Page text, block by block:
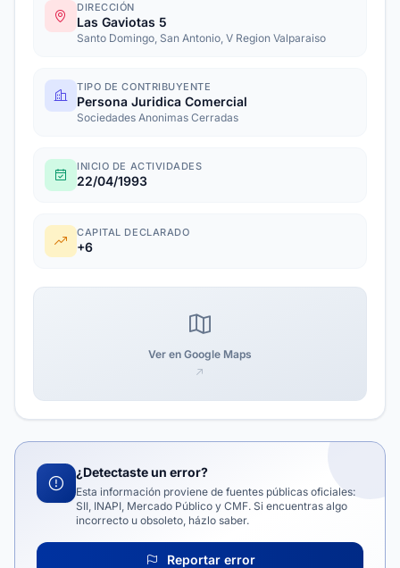
DIRECCIÓN
Las Gaviotas 5
Santo Domingo, San Antonio, V Region Valparaiso
TIPO DE CONTRIBUYENTE
Persona Juridica Comercial
Sociedades Anonimas Cerradas
INICIO DE ACTIVIDADES
22/04/1993
CAPITAL DECLARADO
+6
Ver en Google Maps
¿Detectaste un error?
Esta información proviene de fuentes públicas oficiales:
SII, INAPI, Mercado Público y CMF. Si encuentras algo
incorrecto u obsoleto, házlo saber.
Reportar error